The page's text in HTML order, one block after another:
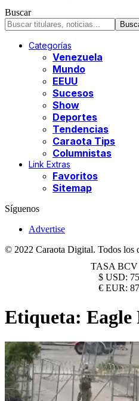
Buscar
Categorías
Venezuela
Mundo
EEUU
Sucesos
Show
Deportes
Tendencias
Caraota Tips
Columnistas
Link Extras
Favoritos
Sitemap
Síguenos
Advertise
© 2022 Caraota Digital. Todos los
TASA BCV
$ USD:
€ EUR:
Etiqueta: Eagle